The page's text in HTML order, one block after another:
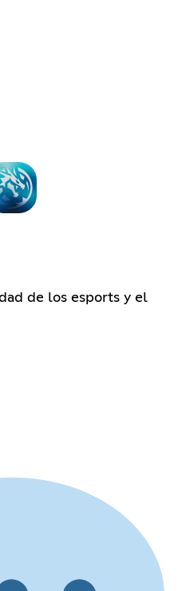
de los esports y el